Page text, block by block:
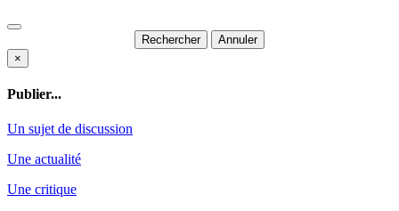
Rechercher
Annuler
×
Publier...
Un sujet de discussion
Une actualité
Une critique